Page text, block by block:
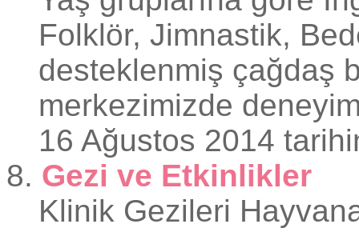
Folklör, Jimnastik,
desteklenmiş çağdaş
merkezimizde
16 Ağustos 2014
8. Gezi ve Etkinlikler
Klinik Gezileri